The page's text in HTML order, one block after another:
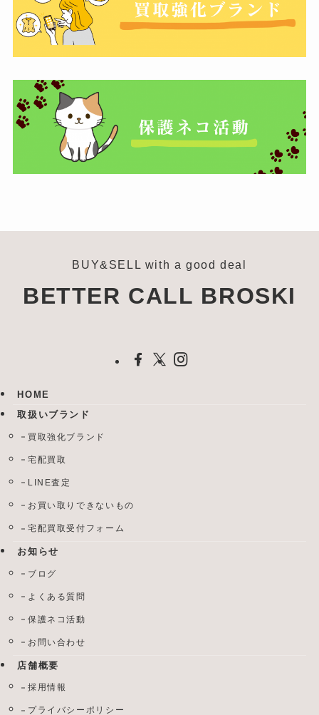
BUY&SELL with a good deal
BETTER CALL BROSKI
HOME
取扱いブランド
買取強化ブランド
宅配買取
LINE査定
お買い取りできないもの
宅配買取受付フォーム
お知らせ
ブログ
よくある質問
保護ネコ活動
お問い合わせ
店舗概要
採用情報
プライバシーポリシー